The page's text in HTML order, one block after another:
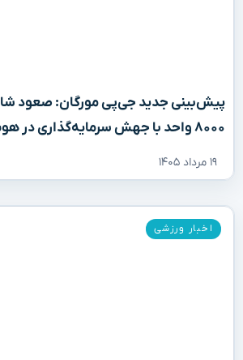
۸۰۰۰ واحد با جهش سرمایه‌گذاری در هوش مصنوعی
۱۹ مرداد ۱۴۰۵
اخبار ورزشی